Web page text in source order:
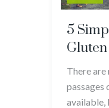
5
There
passages
available,